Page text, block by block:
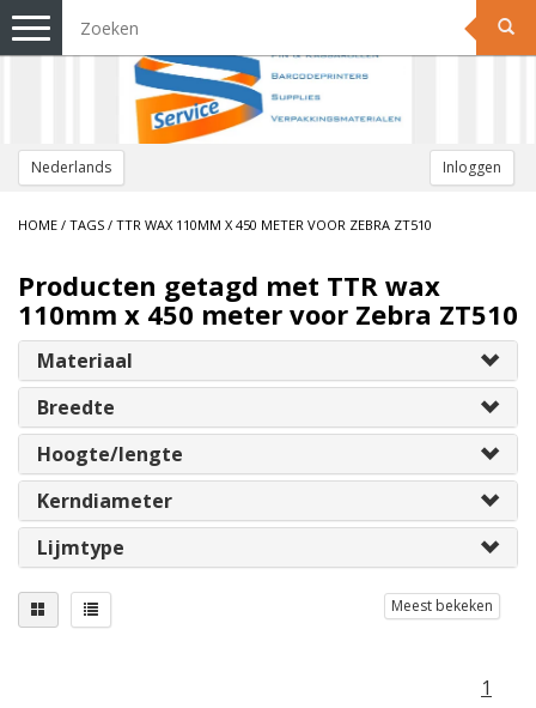
Nederlands Inloggen
Toggle
navigation
HOME / TAGS / TTR WAX 110MM X 450 METER VOOR ZEBRA ZT510
Producten getagd met TTR wax
110mm x 450 meter voor Zebra ZT510
Materiaal
Breedte
Hoogte/lengte
Kerndiameter
Lijmtype
Meest bekeken
1